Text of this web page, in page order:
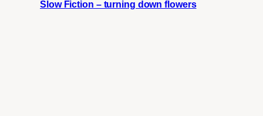
Slow Fiction – turning down flowers